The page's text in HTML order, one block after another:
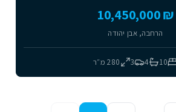
₪ 10,450,000
הרחבה, אבן יהודה
10
4
3
280מ״ר